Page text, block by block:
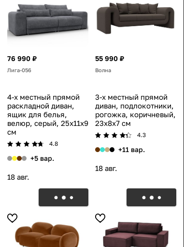
76 990 ₽
Лига-056
4-х местный прямой
раскладной диван,
ящик для белья,
велюр, серый, 25x11x9
см
4.8
+5 вар.
18 авг.
55 990 ₽
Волна
3-х местный прямой
диван, подлокотники,
рогожка, коричневый,
23x8x7 см
4.3
+11 вар.
18 авг.